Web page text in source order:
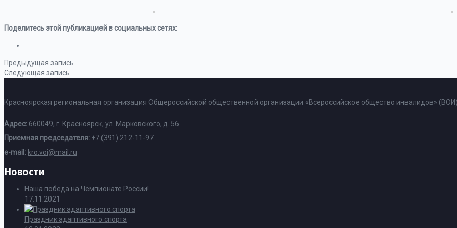
Поделитесь этой публикацией в социальных сетях:
Предыдущая запись
Следующая запись
Красноярская региональная организация Общероссийской общественной организации «Всероссийское общество инвалидов»
Адрес: 660049, г. Красноярск, ул. Марковского, д. 56
Приемная председателя: +7 (391) 212-11-97
e-mail: kro.voi@mail.ru
Новости
Наша победа на Чемпионате России!
17.11.2021
Праздник адаптивного спорта